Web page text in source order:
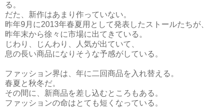
る。
だた、新作はあまり作っていない。
昨年9月に2013年春夏用として発表したストールたちが、
昨年末から徐々に市場に出てきている。
じわり、じんわり、人気が出ていて、
息の長い商品になりそうな予感がしている。
ファッション界は、年に二回商品を入れ替える。
春夏と秋冬だ。
その間に、新商品を差し込むところもある。
ファッションの命はとても短くなっている。